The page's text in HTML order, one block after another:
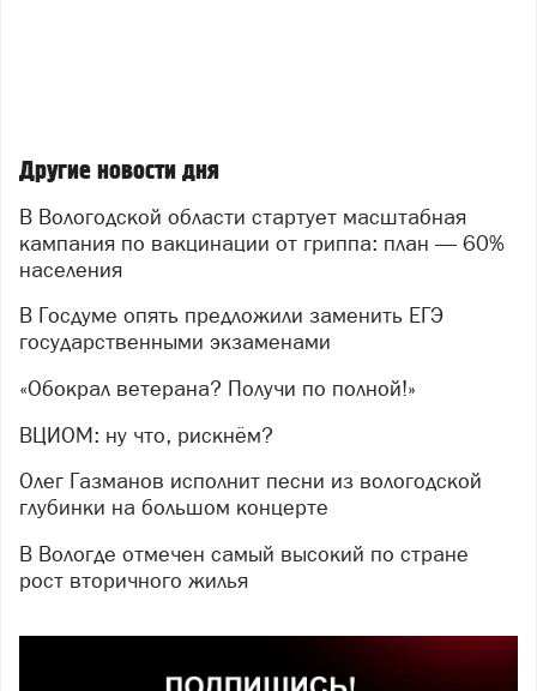
Другие новости дня
В Вологодской области стартует масштабная
кампания по вакцинации от гриппа: план — 60%
населения
В Госдуме опять предложили заменить ЕГЭ
государственными экзаменами
«Обокрал ветерана? Получи по полной!»
ВЦИОМ: ну что, рискнём?
Олег Газманов исполнит песни из вологодской
глубинки на большом концерте
В Вологде отмечен самый высокий по стране
рост вторичного жилья